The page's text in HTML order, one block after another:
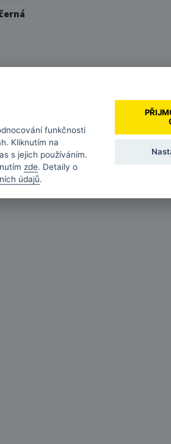
alternativní černá
funkčnosti
Kliknutím na
s jejich používáním.
zde. Detaily o
údajů.